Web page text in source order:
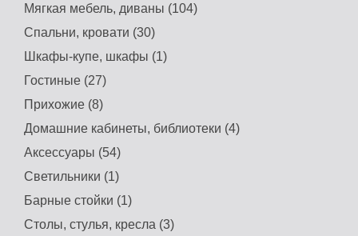
Мягкая мебель, диваны (104)
Спальни, кровати (30)
Шкафы-купе, шкафы (1)
Гостиные (27)
Прихожие (8)
Домашние кабинеты, библиотеки (4)
Аксессуары (54)
Светильники (1)
Барные стойки (1)
Столы, стулья, кресла (3)